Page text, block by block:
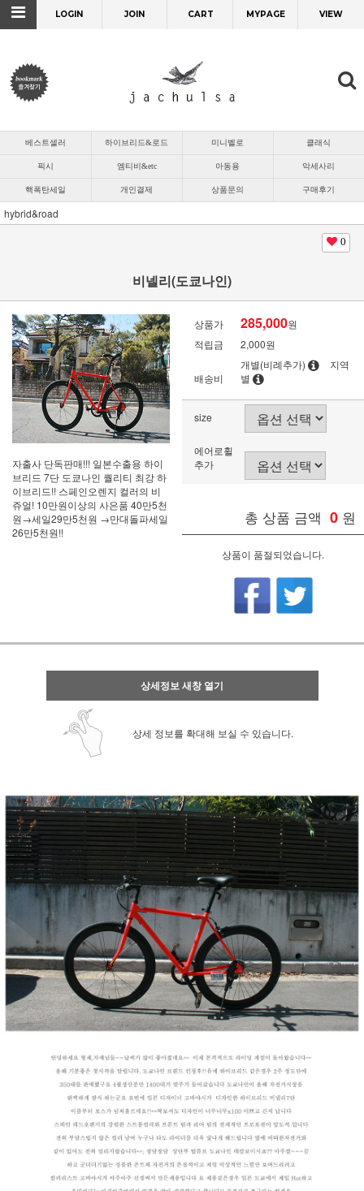
LOGIN JOIN CART MYPAGE VIEW
베스트셀러 하이브리드&로드 미니벨로 클래식
픽시 엠티비&etc 아동용 악세사리
핵폭탄세일 개인결제 상품문의 구매후기
hybrid&road
0
비넬리(도쿄나인)
자출사 단독판매!!! 일본수출용 하이
브리드 7단 도쿄나인 퀄리티 최강 하
이브리드!! 스페인오렌지 컬러의 비
쥬얼! 10만원이상의 사은품 40만5천
원→세일29만5천원 →만대돌파세일
26만5천원!!
상품가 285,000원
적립금
2,000원
배송비
개별(비례추가)
지역
별
size
에어로휠
추가
총 상품 금액 0 원
상품이 품절되었습니다.
상세정보 새창 열기
상세 정보를 확대해 보실 수 있습니다.